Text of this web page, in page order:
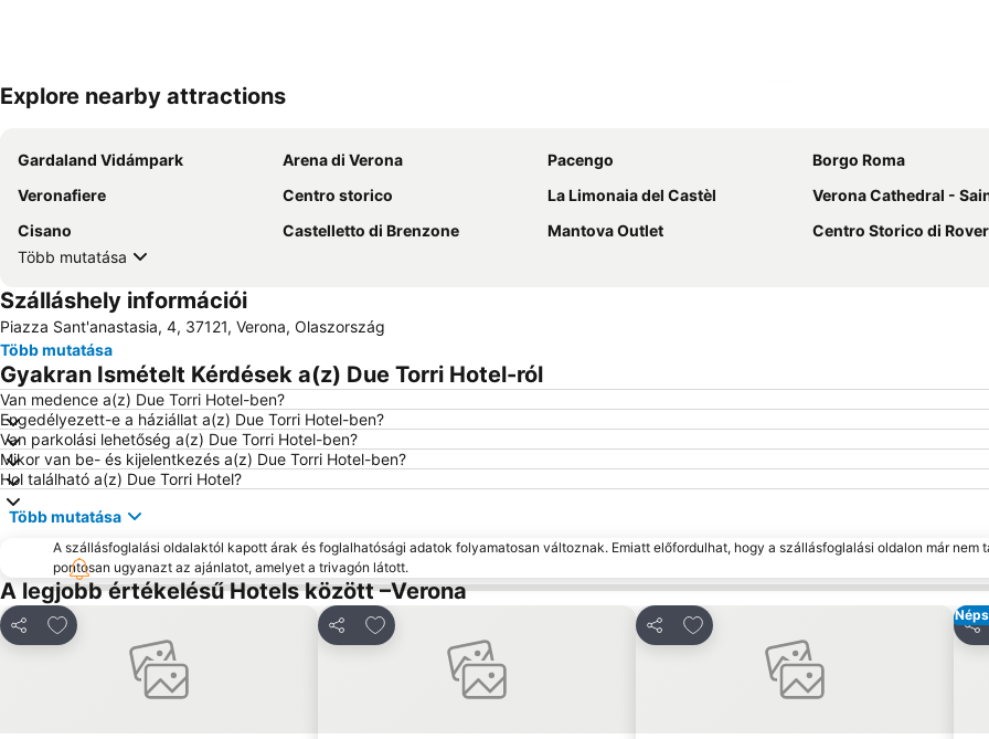
Explore nearby attractions
Gardaland Vidámpark Arena di Verona Pacengo
Borgo Roma
Veronafiere
Centro storico La Limonaia del Castèl
Verona Cathedral - Saint Mary
Cisano
Castelletto di Brenzone Mantova Outlet
Centro Storico di
Több mutatása
Szálláshely információi
Piazza Sant'anastasia, 4, 37121, Verona, Olaszország
Több mutatása
Gyakran Ismételt Kérdések a(z) Due Torri Hotel-ról
Van medence a(z) Due Torri Hotel-ben?
Engedélyezett-e a háziállat a(z) Due Torri Hotel-ben?
Van parkolási lehetőség a(z) Due Torri Hotel-ben?
Mikor van be- és kijelentkezés a(z) Due Torri Hotel-ben?
Hol található a(z) Due Torri Hotel?
Több mutatása
A szállásfoglalási oldalaktól kapott árak és foglalhatósági adatok folyamatosan változnak. Emiatt előfordulhat, hogy a szállásfoglalási oldalon már nem
pontosan ugyanazt az ajánlatot, amelyet a trivagón látott.
A legjobb értékelésű Hotels között –Verona
Megosztás
Hozzáadás a kedvencekhez
Megosztás
Hozzáadás a kedvencekhez
Megosztás
Hozzáadás a kedvencekhez